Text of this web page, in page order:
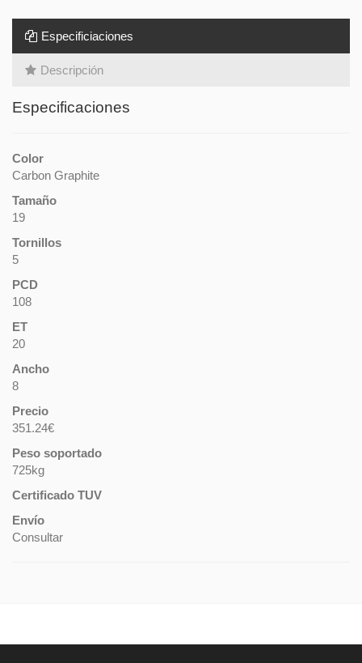
Especificiaciones
Descripción
Especificaciones
Color
Carbon Graphite
Tamaño
19
Tornillos
5
PCD
108
ET
20
Ancho
8
Precio
351.24€
Peso soportado
725kg
Certificado TUV
Envío
Consultar